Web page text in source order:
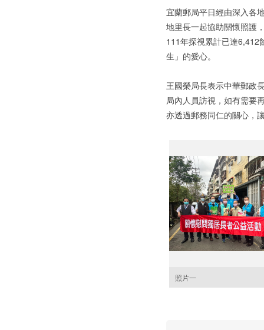
宜蘭郵局平日經由深入各
地里長一起協助關懷照護
111年探視累計已達6,412
生」的愛心。
王國榮局長表示中華郵政
局內人員訪視，如有需要
亦透過郵務同仁的關心，
照片一